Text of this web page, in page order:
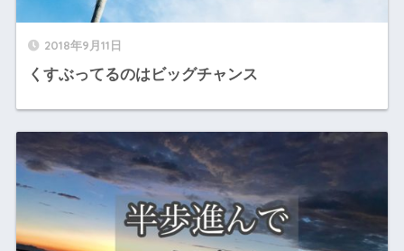
2018年9月11日
くすぶってるのはビッグチャンス